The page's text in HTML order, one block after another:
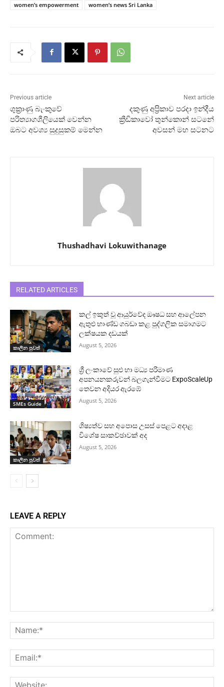
women’s empowerment
women’s news Sri Lanka
Previous article
ශුක්‍රාණු බැංකුවේ
පරිත්‍යාගශීලියෙක් වෙන්න
ඔබට අවශ්‍ය සුදුසුකම් මෙන්න
Next article
දකුණු අප්‍රිකාව පරදා ඉන්දීය
ක්‍රීඩිකාවෝ තුන්කොන් සටනේ
අවසන් මහ සටනට
Thushadhavi Lokuwithanage
RELATED ARTICLES
කාලීන පුවත්
කල් ඉකුත් වූ ආයුර්වේද ඖෂධ සහ ආලේපන
ඇතුළු භාණ්ඩ ගබඩා කළ පුද්ගලික සමාගමට
ලක්ෂයක දඩයක්
August 5, 2026
SMEs Guide
ශ්‍රී ලංකාවේ සුළු හා මධ්‍ය පරිමාණ
අපනයනකරුවන් බලගැන්වීමට ExpoScaleUp
තෙවන අදියර ඇරඹේ
August 5, 2026
කාලීන පුවත්
ශිෂ්‍යත්ව සහ අපොස උසස් පෙළට අදාළ
විශේෂ සාකච්ඡාවක් අද
August 5, 2026
LEAVE A REPLY